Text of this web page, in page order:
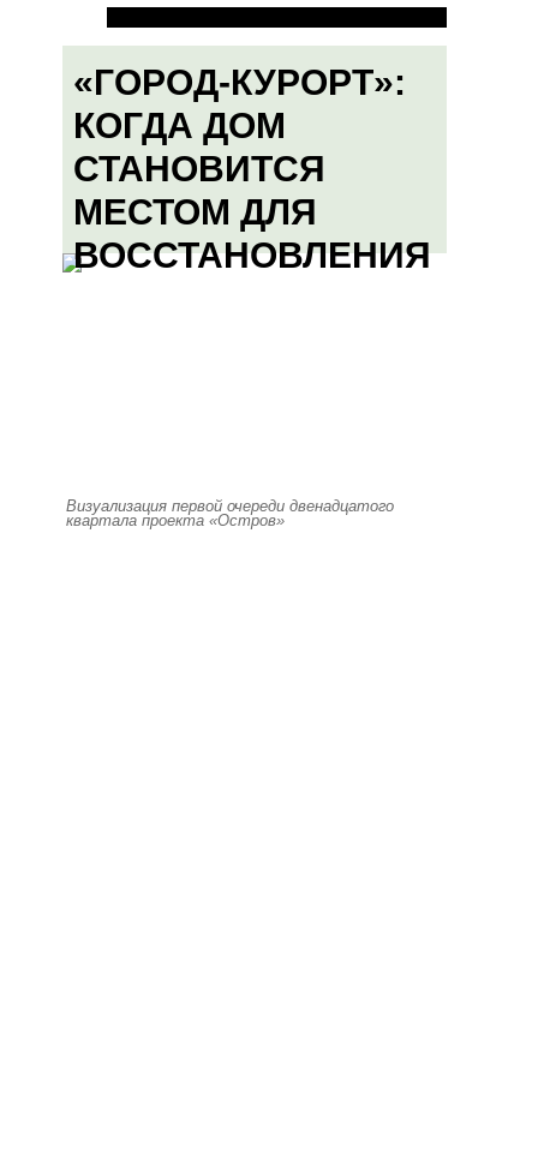
«ГОРОД-КУРОРТ»:
КОГДА ДОМ
СТАНОВИТСЯ
МЕСТОМ ДЛЯ
ВОССТАНОВЛЕНИЯ
Визуализация первой очереди двенадцатого
квартала проекта «Остров»